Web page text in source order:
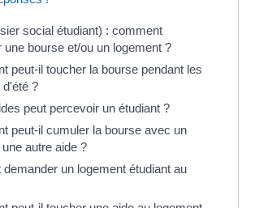
social étudiant) : comment
une bourse et/ou un logement ?
peut-il toucher la bourse pendant les
?
peut percevoir un étudiant ?
peut-il cumuler la bourse avec un
autre aide ?
un logement étudiant au